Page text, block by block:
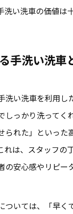
洗い洗車の価値は
手洗い洗車
洗い洗車を利用し
しっかり洗ってく
られた」といった
れは、スタッフの
の安心感やリピー
ついては、「早く